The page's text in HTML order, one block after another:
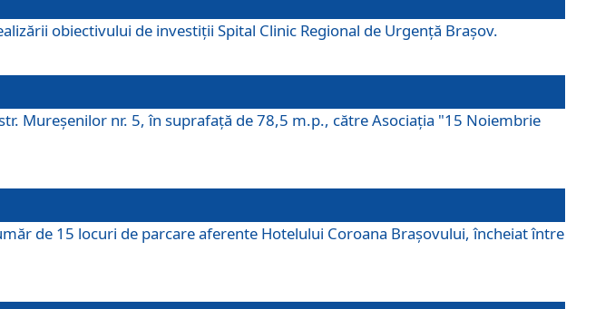
obiectivului de investiții Spital Clinic Regional de Urgență Brașov.
Mureşenilor nr. 5, în suprafaţă de 78,5 m.p., către Asociaţia "15 Noiembrie
de 15 locuri de parcare aferente Hotelului Coroana Brașovului, încheiat între